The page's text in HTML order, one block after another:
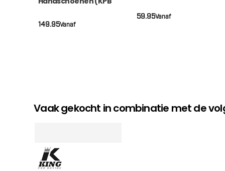
Vanaf
149.95
Vanaf
59.95
Vaak gekocht in combinatie met de